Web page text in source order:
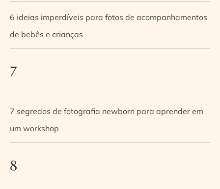
6 ideias imperdíveis para fotos de acompanhamentos
de bebês e crianças
7
7 segredos de fotografia newborn para aprender em
um workshop
8